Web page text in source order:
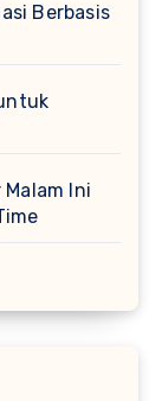
Berbasis
Ini